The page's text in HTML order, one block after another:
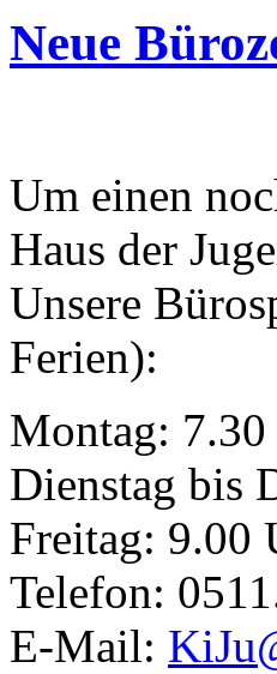
Neue
Um einen
Haus der
Unsere
Ferien):
Montag:
Dienstag bis
Freitag: 9.00
Telefon:
E-Mail: